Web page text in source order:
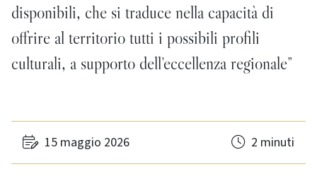
disponibili, che si traduce nella capacità di
offrire al territorio tutti i possibili profili
culturali, a supporto dell’eccellenza regionale”
15 maggio 2026 2 minuti